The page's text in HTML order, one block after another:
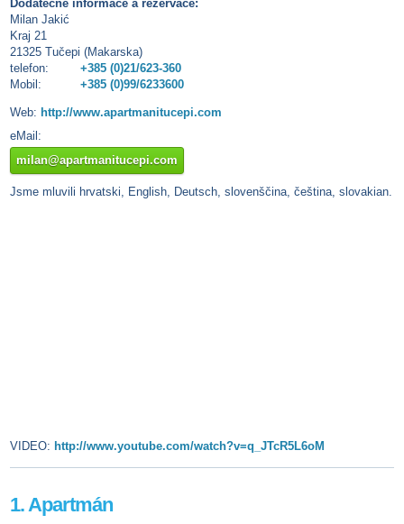
Dodatečné informace a rezervace:
Milan Jakić
Kraj 21
21325 Tučepi (Makarska)
telefon:
+385 (0)21/623-360
Mobil:
+385 (0)99/6233600
Web: http://www.apartmanitucepi.com
eMail:
milan@apartmanitucepi.com
Jsme mluvili hrvatski, English, Deutsch, slovenščina, čeština, slovakian.
VIDEO: http://www.youtube.com/watch?v=q_JTcR5L6oM
1. Apartmán